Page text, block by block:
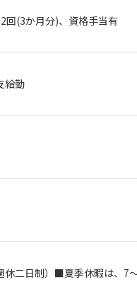
回(3か月分)、資格手当有
給勤
休二日制）■夏季休暇は、7